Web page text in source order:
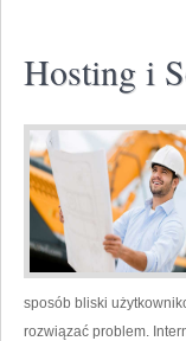
Hosting i
sposób bliski
rozwiązać problem.